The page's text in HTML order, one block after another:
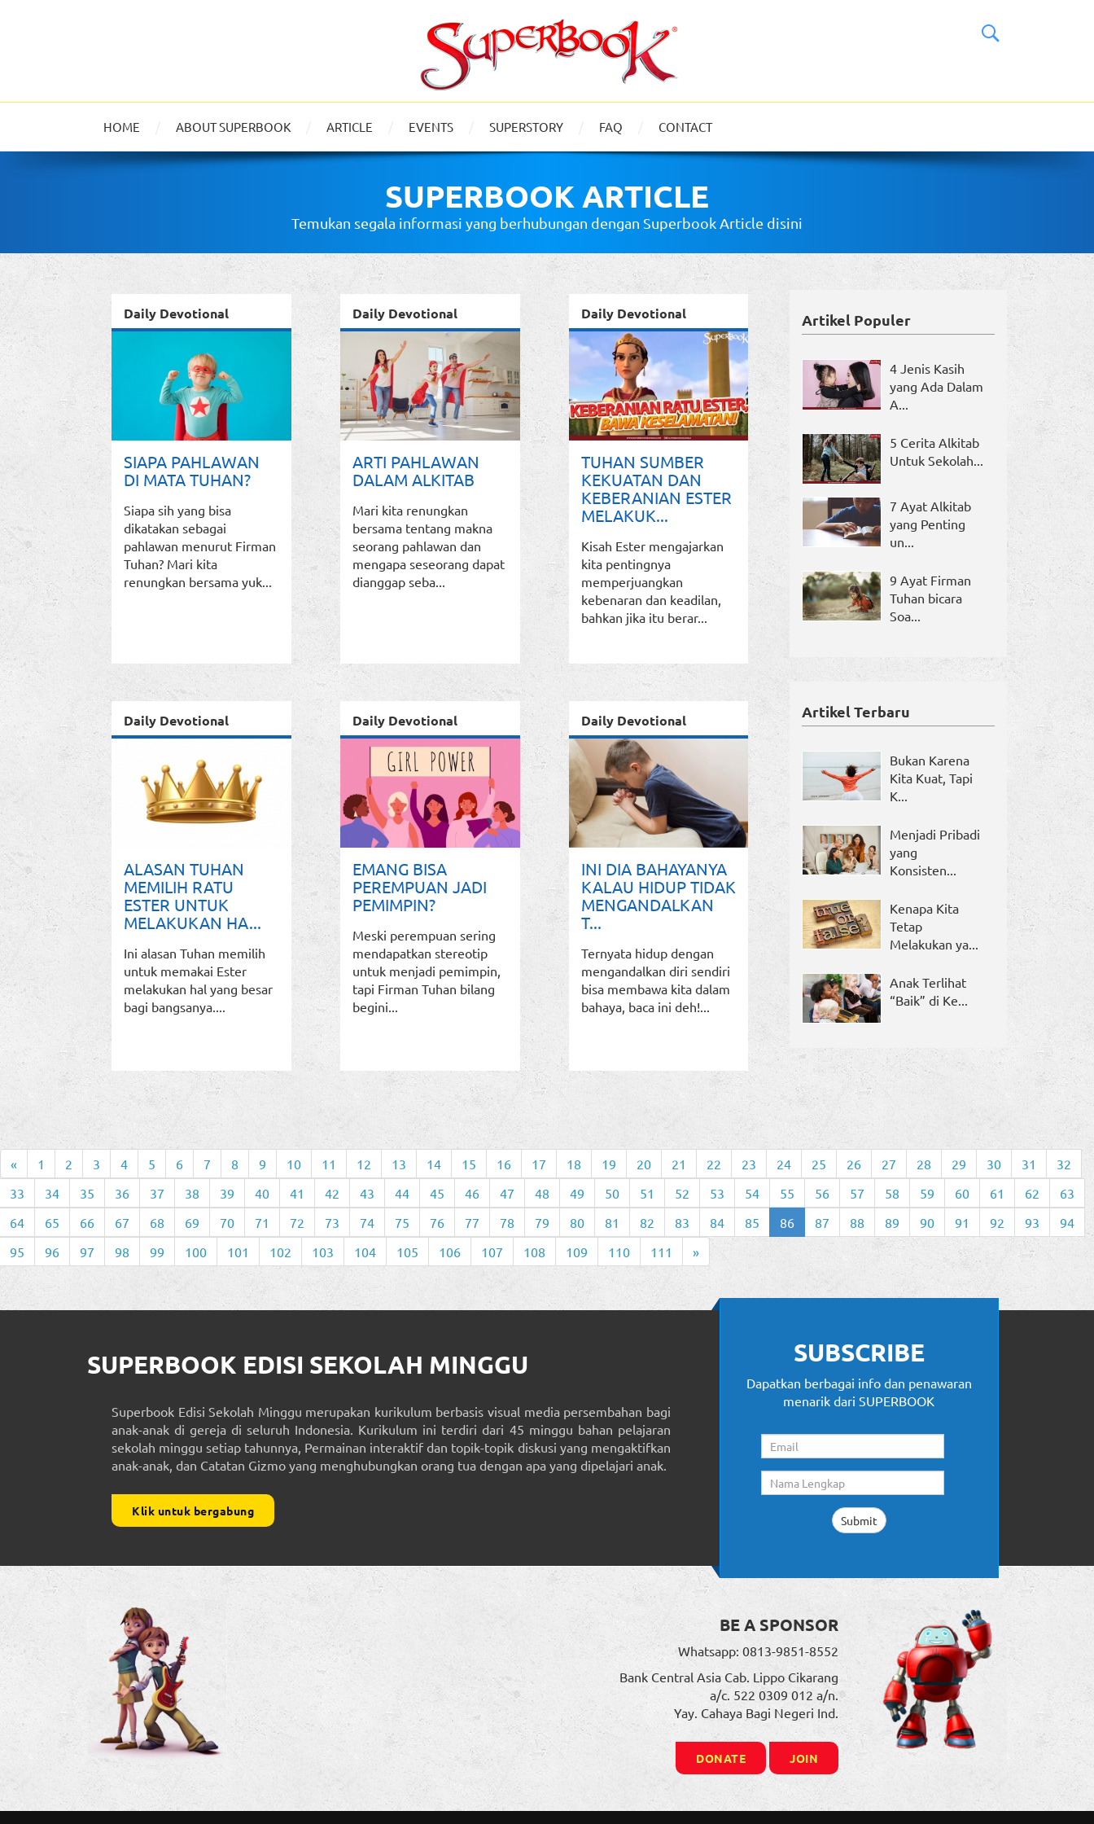
HOME ABOUT SUPERBOOK ARTICLE EVENTS SUPERSTORY FAQ CONTACT
SUPERBOOK ARTICLE
Temukan segala informasi yang berhubungan dengan Superbook Article disini
Daily Devotional
SIAPA PAHLAWAN
DI MATA TUHAN?
Siapa sih yang bisa
dikatakan sebagai
pahlawan menurut Firman
Tuhan? Mari kita
renungkan bersama yuk...
Daily Devotional
ARTI PAHLAWAN
DALAM ALKITAB
Mari kita renungkan
bersama tentang makna
seorang pahlawan dan
mengapa seseorang dapat
dianggap seba...
Daily Devotional
TUHAN SUMBER
KEKUATAN DAN
KEBERANIAN ESTER
MELAKUK...
Kisah Ester mengajarkan
kita pentingnya
memperjuangkan
kebenaran dan keadilan,
bahkan jika itu berar...
Daily Devotional
ALASAN TUHAN
MEMILIH RATU
ESTER UNTUK
MELAKUKAN HA...
Ini alasan Tuhan memilih
untuk memakai Ester
melakukan hal yang besar
bagi bangsanya....
Daily Devotional
EMANG BISA
PEREMPUAN JADI
PEMIMPIN?
Meski perempuan sering
mendapatkan stereotip
untuk menjadi pemimpin,
tapi Firman Tuhan bilang
begini...
Daily Devotional
INI DIA BAHAYANYA
KALAU HIDUP TIDAK
MENGANDALKAN
T...
Ternyata hidup dengan
mengandalkan diri sendiri
bisa membawa kita dalam
bahaya, baca ini deh!...
Artikel Populer
4 Jenis Kasih
yang Ada Dalam
A...
5 Cerita Alkitab
Untuk Sekolah...
7 Ayat Alkitab
yang Penting
un...
9 Ayat Firman
Tuhan bicara
Soa...
Artikel Terbaru
Bukan Karena
Kita Kuat, Tapi
K...
Menjadi Pribadi
yang
Konsisten...
Kenapa Kita
Tetap
Melakukan ya...
Anak Terlihat
“Baik” di Ke...
« 1 2 3 4 5 6 7 8 9 10 11 12 13 14 15 16 17 18 19 20 21 22 23 24 25 26 27 28 29 30 31
32
33
34 35 36 37 38 39 40 41 42 43 44 45 46 47 48 49 50 51 52 53 54 55 56 57 58 59 60 61 62
63
64
65 66 67 68 69 70 71 72 73 74 75 76 77 78 79 80 81 82 83 84 85 86 87 88 89 90 91 92 93
94
95
96 97 98 99 100 101 102 103 104 105 106 107 108 109 110 111 »
SUPERBOOK EDISI SEKOLAH MINGGU
Superbook Edisi Sekolah Minggu merupakan kurikulum berbasis visual media persembahan bagi
anak-anak di gereja di seluruh Indonesia. Kurikulum ini terdiri dari 45 minggu bahan pelajaran
sekolah minggu setiap tahunnya, Permainan interaktif dan topik-topik diskusi yang mengaktifkan
anak-anak, dan Catatan Gizmo yang menghubungkan orang tua dengan apa yang dipelajari anak.
Klik untuk bergabung
SUBSCRIBE
Dapatkan berbagai info dan penawaran
menarik dari SUPERBOOK
BE A SPONSOR
Whatsapp: 0813-9851-8552
Bank Central Asia Cab. Lippo Cikarang
a/c. 522 0309 012 a/n.
Yay. Cahaya Bagi Negeri Ind.
DONATE JOIN